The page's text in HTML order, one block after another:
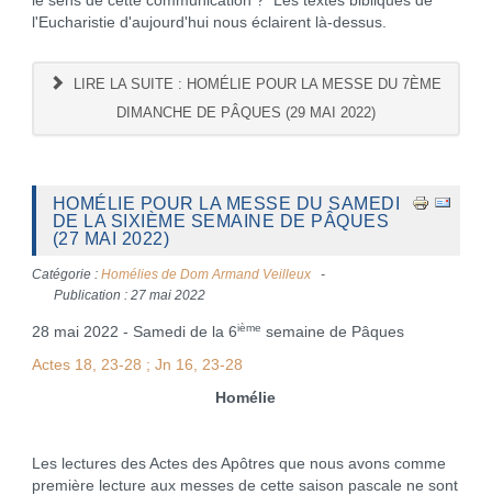
l'Eucharistie d'aujourd'hui nous éclairent là-dessus.
LIRE LA SUITE : HOMÉLIE POUR LA MESSE DU 7ÈME
DIMANCHE DE PÂQUES (29 MAI 2022)
HOMÉLIE POUR LA MESSE DU SAMEDI
DE LA SIXIÈME SEMAINE DE PÂQUES
(27 MAI 2022)
Catégorie : Homélies de Dom Armand Veilleux
Publication : 27 mai 2022
28 mai 2022 - Samedi de la 6ième semaine de Pâques
Actes 18, 23-28 ; Jn 16, 23-28
Homélie
Les lectures des Actes des Apôtres que nous avons comme
première lecture aux messes de cette saison pascale ne sont